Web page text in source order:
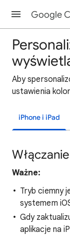
Google
Aby
ustawienia
iPhone i iPad
Ważne:
Tryb ciemny
systemem
Gdy
aplikacje na